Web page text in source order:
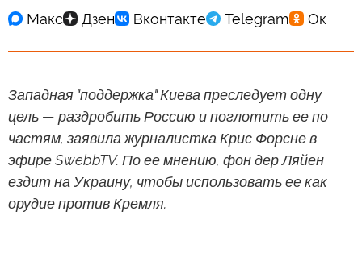
Западная "поддержка" Киева преследует одну
цель — раздробить Россию и поглотить ее по
частям, заявила журналистка Крис Форсне в
эфире SwebbTV. По ее мнению, фон дер Ляйен
ездит на Украину, чтобы использовать ее как
орудие против Кремля.